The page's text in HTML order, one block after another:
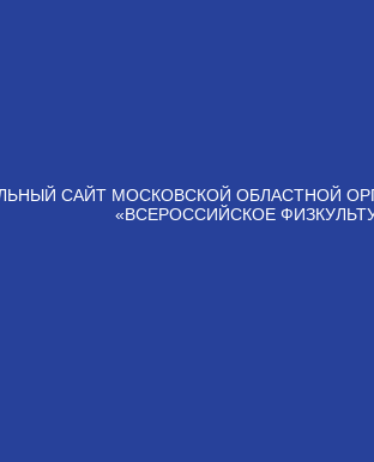
САЙТ МОСКОВСКОЙ ОБЛАСТНОЙ
«ВСЕРОССИЙСКОЕ